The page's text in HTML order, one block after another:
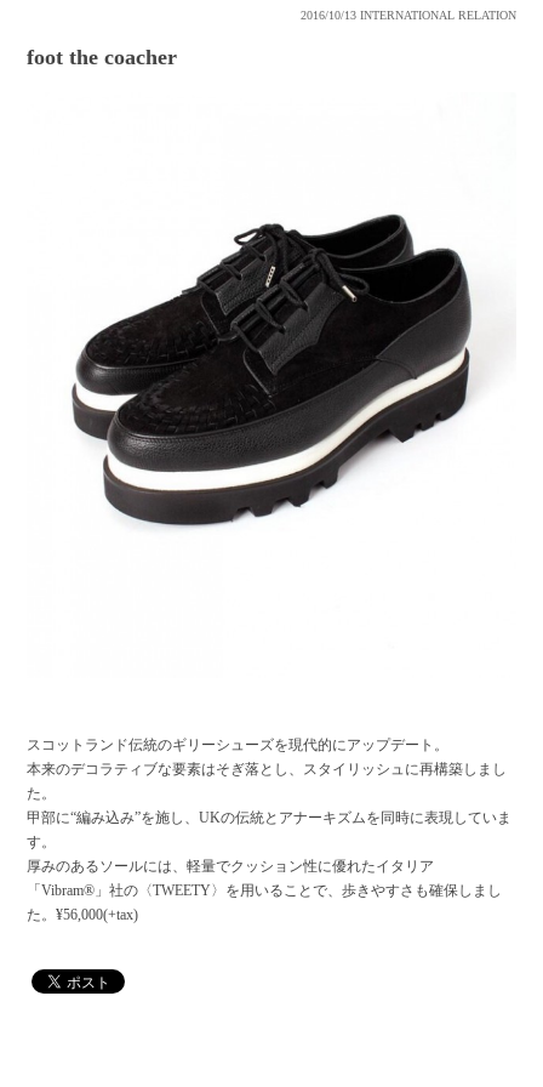
2016/10/13 INTERNATIONAL RELATION
foot the coacher
スコットランド伝統のギリーシューズを現代的にアップデート。
本来のデコラティブな要素はそぎ落とし、スタイリッシュに再構築しまし
た。
甲部に“編み込み”を施し、UKの伝統とアナーキズムを同時に表現していま
す。
厚みのあるソールには、軽量でクッション性に優れたイタリア
「Vibram®」社の〈TWEETY〉を用いることで、歩きやすさも確保しまし
た。¥56,000(+tax)